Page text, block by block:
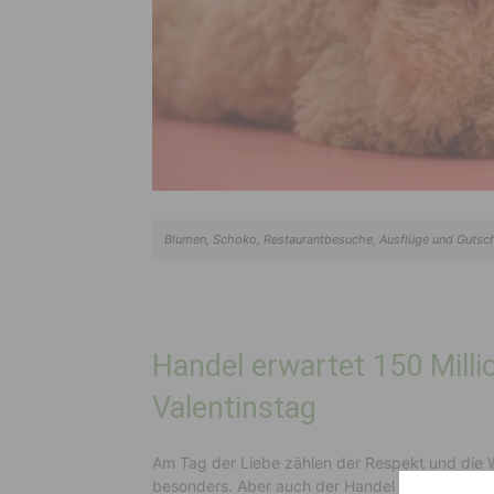
Blumen, Schoko, Restaurantbesuche, Ausflüge und
Handel erwartet 150
Valentinstag
Am Tag der Liebe zählen der Respekt und
besonders. Aber auch der Handel freut sich